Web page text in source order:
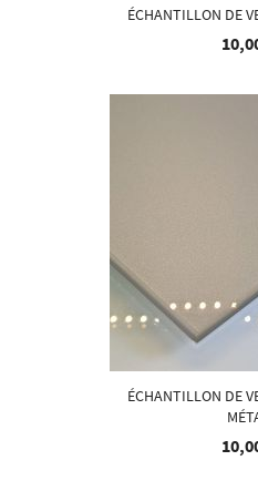
ÉCHANTILLON DE
ÉCHANTILLON DE